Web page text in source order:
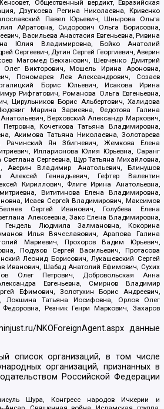
Общественный вердикт, Евразийская
Дзугкоева Регина Николаевна, Кривенко
Павел Юрьевич, Шнырова Ольга
Айратовна, Сидорович Ольга Борисовна,
Васильева Анастасия Евгеньевна, Ривина
Юлия Владимировна, Бойко Анатолий
Сергеевич, Дугин Сергей Георгиевич, Аверин
Магомед Бекханович, Шевченко Дмитрий
Олег Викторович, Мошель Ирина Ароновна,
Пономарев Лев Александрович, Созаев
Борис Юльевич, Исакова Ирина
Рифгатович, Романова Ольга Евгеньевна,
Цирульников Борис Альбертович, Халидова
Марина Зариевна, Федотова Галина
Верховский Александр Маркович,
Кочеткова Татьяна Владимировна,
Акимова Татьяна Николаевна, Золотарева
Рачинский Ян Збигневич, Жемкова Елена
Илларионова Юлия Юрьевна, Саранг
Сергеевна, Щур Татьяна Михайловна,
Аверин Владимир Анатольевич, Блинушов
Геннадьевич, Гефтер Валентин
Кириллович, Флиге Ирина Анатольевна,
Вититинова Елена Владимировна,
Исаев Сергей Владимирович, Максимов
Сергей Иванович, Голубева Елена
Алексеевна, Закс Елена Владимировна,
Гендель Людмила Залмановна, Кокорина
Илья Вячеславович, Арапова Галина
Мариевич, Прохоров Вадим Юрьевич,
Подузов Сергей Васильевич, Протасова
Леонид Борисович, Лукашевский Сергей
Иванович, Шабад Анатолий Ефимович, Сухих
Олег Петрович, Добровольская Анна
Евгеньевна, Смирнов Владимир
Ефимович, Золотухин Борис Андреевич,
Локшина Татьяна Иосифовна, Орлов Олег
Резник Генри Маркович, Захаров
NKOForeignAgent.aspxданные
список организаций, в том числе
организаций, признанных в
Российской Федерации
Шура, Конгресс народов Ичкерии и